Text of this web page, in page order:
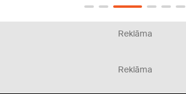
Reklāma
Reklāma